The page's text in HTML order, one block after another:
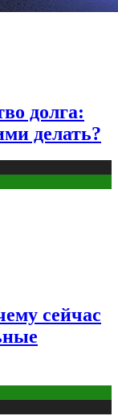
долга:
делать?
сейчас